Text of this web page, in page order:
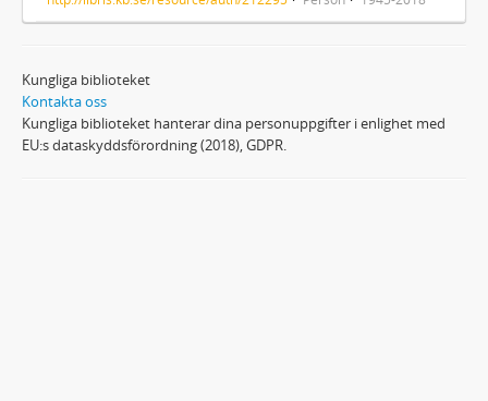
Kungliga biblioteket
Kontakta oss
Kungliga biblioteket hanterar dina personuppgifter i enlighet med
EU:s dataskyddsförordning (2018), GDPR.